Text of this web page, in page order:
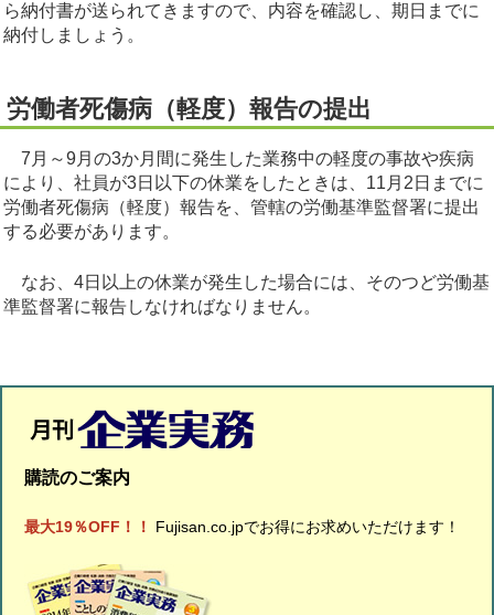
ら納付書が送られてきますので、内容を確認し、期日までに
納付しましょう。
労働者死傷病（軽度）報告の提出
7月～9月の3か月間に発生した業務中の軽度の事故や疾病
により、社員が3日以下の休業をしたときは、11月2日までに
労働者死傷病（軽度）報告を、管轄の労働基準監督署に提出
する必要があります。
なお、4日以上の休業が発生した場合には、そのつど労働基
準監督署に報告しなければなりません。
購読のご案内
最大19％OFF！！ Fujisan.co.jpでお得にお求めいただけます！